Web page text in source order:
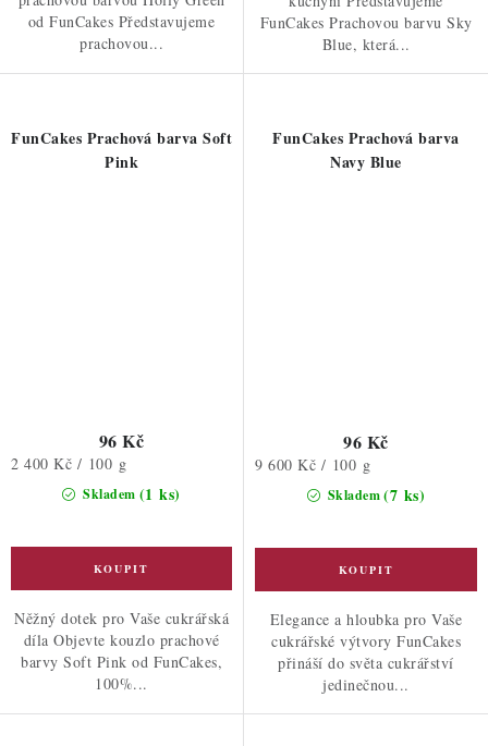
od FunCakes Představujeme
prachovou...
FunCakes Prachovou barvu Sky
Blue, která...
FunCakes Prachová barva Soft
Pink
Skladem (1 ks)
96 Kč
Měrná
2 400 Kč / 100 g
Něžný dotek pro Vaše cukrářská
díla Objevte kouzlo prachové
barvy Soft Pink od FunCakes,
100%...
FunCakes Prachová barva
Navy Blue
Skladem(7 ks)
96 Kč
Měrná
9 600 Kč / 100 g
Elegance a hloubka pro Vaše
cukrářské výtvory FunCakes
přináší do světa cukrářství
jedinečnou...